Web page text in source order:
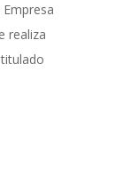
realiza